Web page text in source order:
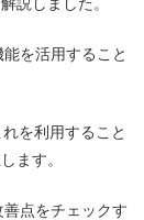
を活用すること
を利用すること
ます。
点をチェックす